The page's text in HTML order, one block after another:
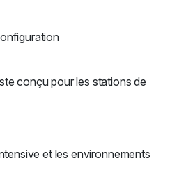
conçu pour les stations de
et les environnements